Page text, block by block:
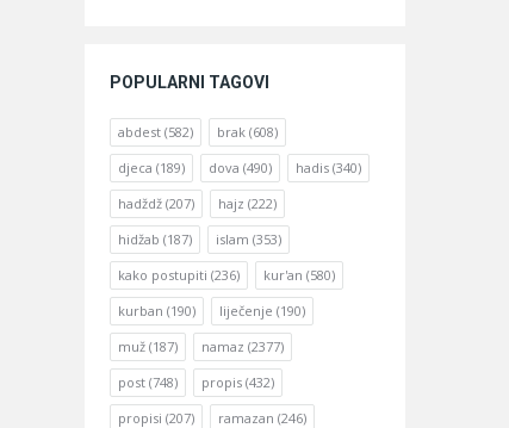
POPULARNI TAGOVI
abdest (582) brak (608)
djeca (189) dova (490) hadis (340)
hadždž (207) hajz (222)
hidžab (187) islam (353)
kako postupiti (236) kur'an (580)
kurban (190) liječenje (190)
muž (187) namaz (2377)
post (748) propis (432)
propisi (207) ramazan (246)